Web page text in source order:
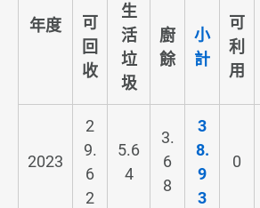
年度
可
回
收
生
活
垃
圾
廚
餘
小
計
可
利
用
2023
2
9.
6
2
5.6
4
3.
6
8
3
8.
9
3
0